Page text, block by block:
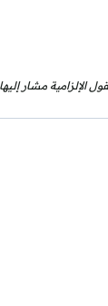
الإلزامية مشار